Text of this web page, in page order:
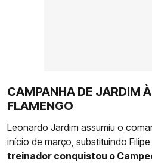
CAMPANHA DE JARDIM
FLAMENGO
Leonardo Jardim assumiu o
início de março, substituindo Filipe
treinador conquistou o